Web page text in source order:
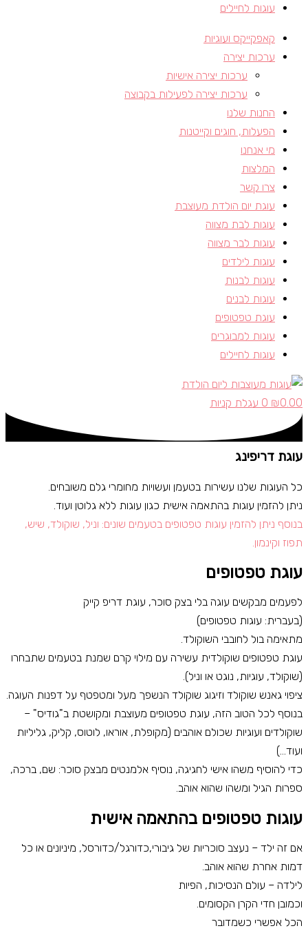
עוגות לחיילים
קאפקייקס ועוגיות
ערכות יצירה
ערכות יצירה אישיות
ערכות יצירה לפעילות בקבוצה
החנות שלנו
הפעלות, חוגים וקייטנות​
מי אנחנו
המלצות
צרו קשר
עוגת יום הולדת מעוצבת
עוגות לבת מצווה
עוגות לבר מצווה
עוגות לילדים
עוגות לבנות
עוגות לבנים
עוגת טפטופים
עוגות למבוגרים
עוגות לחיילים
₪0.00
0 עגלת קניות
עוגת דריפינג
כל העוגות שלנו עשירות בטעמן ועשויות מחומרי גלם משובחים.
ניתן להזמין עוגות בהתאמה אישית כגון עוגות ללא גלוטן ועוד.
בנוסף ניתן להזמין עוגות טפטופים בטעמים שונים: וניל, שוקולד, שיש,
תפוז וקינמון.
עוגת טפטופים
לפעמים מבקשים עוגה בלי בצק סוכר, עוגת דריפ קייק
(בעברית: עוגות טפטופים)
מתאימה בול לחובבי השוקולד.
עוגת טפטופים שוקולדית עשירה עם מילוי קרם שמנת בטעמים שתבחרו
(שוקולד, עוגיות, נוגט או וניל).
ציפוי גאנש שוקולד וזיגוג שוקולד הנשפך מעל ומטפטף על דפנות העוגה.
בנוסף לכל הטוב הזה, עוגת טפטופים מעוצבת ומקושטת ב"גודיס" –
שוקולדים ועוגיות שכולם אוהבים (מקופלת, אוראו, לוטוס, קליק, גליליות
ועוד…)
כדי להוסיף משהו אישי לחגיגה, נוסיף אלמנטים מבצק סוכר: שם, ברכה,
ספרות הגיל ומשהו שהוא אוהב.
עוגות טפטופים בהתאמה אישית
אם זה ילד – נעצב סוכריות של גיבורי,כדורגל/כדורסל, מיניונים או כל
דמות אחרת שהוא אוהב.
לילדה – עולם הנסיכות, הפיות
וכמובן חדי הקרן הקסומים.
הכל אפשרי כשמדובר